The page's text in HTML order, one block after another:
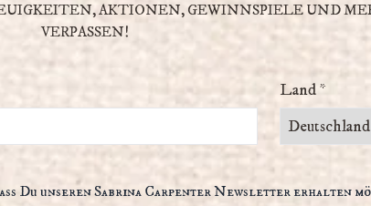
AKTIONEN, GEWINNSPIELE UND
VERPASSEN!
Land *
Du unseren Sabrina Carpenter Newsletter erhalten